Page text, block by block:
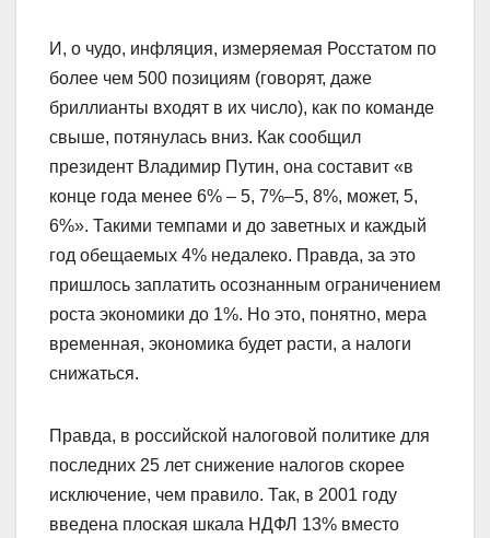
И, о чудо, инфляция, измеряемая Росстатом по
более чем 500 позициям (говорят, даже
бриллианты входят в их число), как по команде
свыше, потянулась вниз. Как сообщил
президент Владимир Путин, она составит «в
конце года менее 6% – 5, 7%–5, 8%, может, 5,
6%». Такими темпами и до заветных и каждый
год обещаемых 4% недалеко. Правда, за это
пришлось заплатить осознанным ограничением
роста экономики до 1%. Но это, понятно, мера
временная, экономика будет расти, а налоги
снижаться.
Правда, в российской налоговой политике для
последних 25 лет снижение налогов скорее
исключение, чем правило. Так, в 2001 году
введена плоская шкала НДФЛ 13% вместо